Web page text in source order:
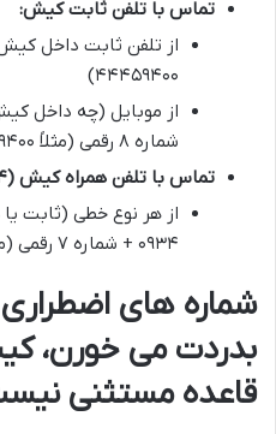
تماس با تلفن ثابت کیش:
۴۴۴۵۹۴۰۰)
شماره ۸ رقمی (مثلاً ۰۷۶۴۴۴۵۹۴۰۰)
تماس با تلفن همراه کیش (۰۹۳۴):
از هر نوع خطی (ثابت
۰۹۳۴ + شماره ۷ رقمی (مثلاً ۰۹۳۴۴۷۶۸xxxx)
شماره های
بدردت می خورن،
قاعده مستثنی